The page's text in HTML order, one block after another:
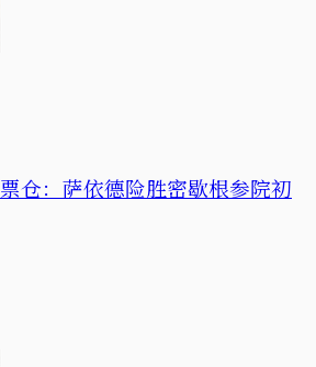
仓：萨依德险胜密歇根参院初